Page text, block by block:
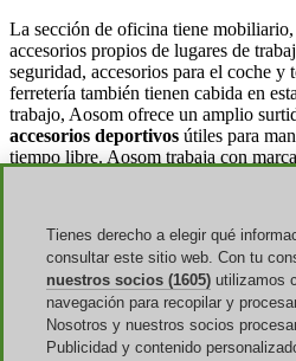
La sección de oficina tiene
accesorios propios de lugares de
seguridad, accesorios para el coche y
ferretería también tienen cabida en
trabajo, Aosom ofrece un amplio
accesorios deportivos útiles para
tiempo libre. Aosom trabaja con
de 48 a 72 horas, pudiendo
entrega a elegir.
El pago es seguro y es posible elegir
de crédito o débito, PayPal,
Aosom da la posibilidad de dividir el
Tienes derecho a elegir qué
consultar este sitio web. Con tu
nuestros socios (1605) utilizamos
navegación para recopilar y
Nosotros y nuestros socios
Publicidad y contenido